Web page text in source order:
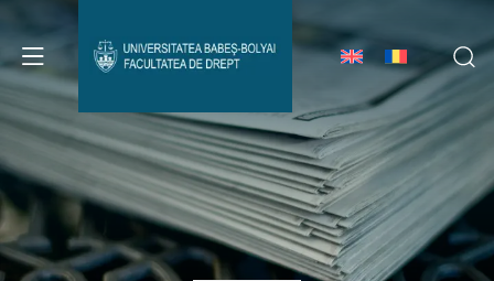
Avizier Studenți
Studii
Admitere